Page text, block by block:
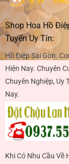
Shop Hoa Hồ
Tuyến Uy Tín:
Hồ Điệp Sài Gòn.
Hiện Nay. Chuyên
Chuyên Nghiệp, Uy
Nay.
Khi Có Nhu Cầu Về